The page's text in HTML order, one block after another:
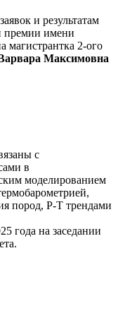
и результатам
премии имени
магистрантка 2-ого
Максимовна
с
в
моделированием
пород, P-T трендами
года на заседании